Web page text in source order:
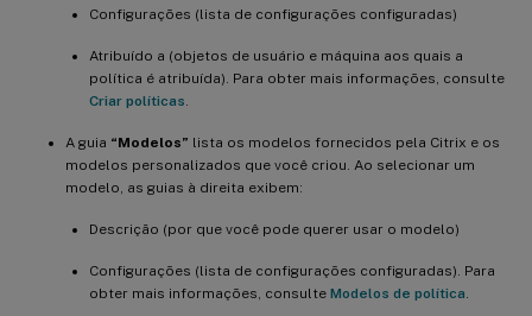
Configurações (lista de configurações configuradas)
Atribuído a (objetos de usuário e máquina aos quais a
política é atribuída). Para obter mais informações, consulte
Criar políticas
A guia “Modelos” lista os modelos fornecidos pela Citrix e os
modelos personalizados que você criou. Ao selecionar um
modelo, as guias à direita exibem:
Descrição (por que você pode querer usar o modelo)
Configurações (lista de configurações configuradas). Para
obter mais informações, consulte Modelos de política